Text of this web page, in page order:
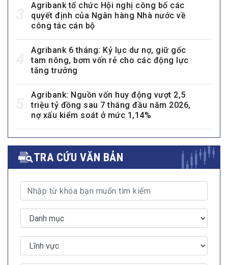
Agribank tổ chức Hội nghị công bố các
quyết định của Ngân hàng Nhà nước về
công tác cán bộ
Agribank 6 tháng: Kỷ lục dư nợ, giữ gốc
tam nông, bơm vốn rẻ cho các động lực
tăng trưởng
Agribank: Nguồn vốn huy động vượt 2,5
triệu tỷ đồng sau 7 tháng đầu năm 2026,
nợ xấu kiểm soát ở mức 1,14%
TRA CỨU VĂN BẢN